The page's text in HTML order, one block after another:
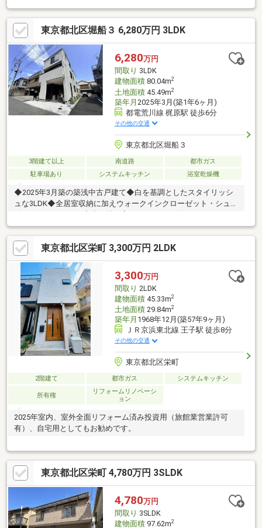
す。 すぐに住み始めることもできますが… この
タイミングでのリフォームも良いかもしれません。。。。 ◇
スマートなお家です。。。 スマートハウスではなく、ス
マート（細い）お家です。 土地の形を最大限に利用した
個性的なお家。 センスを活かしてのリフォームも楽しい
かもしれませんね(^^)/
東京都北区堀船３ 6,280万円 3LDK
6,280万円
間取り 3LDK
建物面積80.04m2
土地面積45.49m2
築年月 2025年3月(築1年6ヶ月)
都電荒川線 梶原駅 徒歩6分
その他の交通
東京都北区堀船３
3階建て以上 南道路
都市ガス
駐車場あり
システムキッチン 浴室乾燥機
◆2025年3月築の築浅中古戸建て◆白を基調としたスタイリッシ
ュな3LDK◆全居室収納に加えウォークインクローゼット・シュー
ン、電子ロックキー搭載◆キッチンには食器洗浄機あり◆浴室乾
燥機完備の為、雨の日のお洗濯も安心◆南向きの陽当たり良好ス
ーパーや小中学校も徒歩圏に揃い、子育て世帯にもおすすめ！3路
線利用可能で都心へのアクセスも良好な、快適性と利便性を兼ね
備えた一邸です
東京都北区栄町 3,300万円 2LDK
3,300万円
間取り 2LDK
建物面積45.33m2
土地面積29.84m2
築年月 1968年12月(築57年9ヶ月)
ＪＲ京浜東北線 王子駅 徒歩8分
その他の交通
東京都北区栄町
2階建て 都市ガス システムキッチン
所有権
リフォームリノベーシ
ョン
2025年室内、室外全面リフォーム済み投資用（旅館業営業許可
有）、自宅用としてもお勧めです。
東京都北区栄町 4,780万円 3SLDK
4,780万円
間取り 3SLDK
建物面積97.62m2